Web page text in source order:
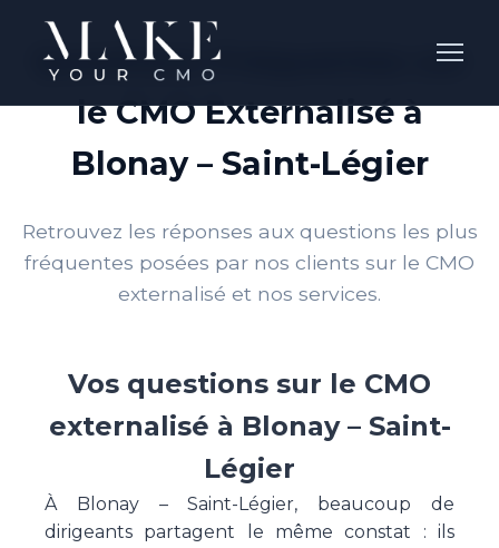
Questions Fréquentes sur
le CMO Externalisé à
Blonay – Saint-Légier
Retrouvez les réponses aux questions les plus
fréquentes posées par nos clients sur le CMO
externalisé et nos services.
Vos questions sur le CMO
externalisé à Blonay – Saint-
Légier
À Blonay – Saint-Légier, beaucoup de
dirigeants partagent le même constat : ils